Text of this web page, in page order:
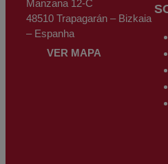
Manzana 12-C
48510 Trapagarán – Bizkaia
– Espanha
VER MAPA